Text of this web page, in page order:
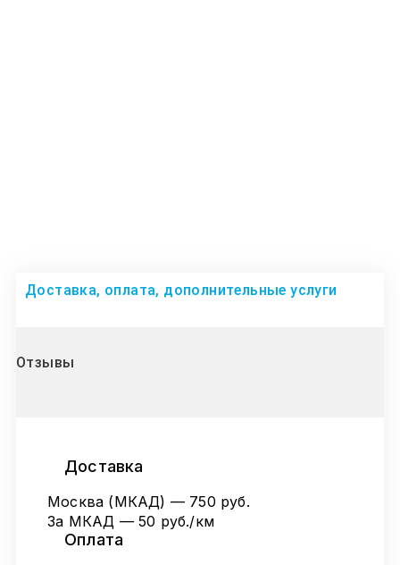
Доставка, оплата, дополнительные услуги
Отзывы
Доставка
Москва (МКАД) — 750 руб.
За МКАД — 50 руб./км
Оплата